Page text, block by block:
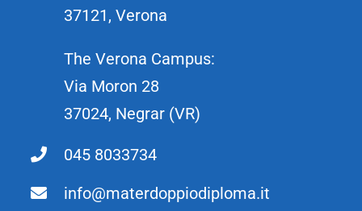
37121, Verona
The Verona Campus:
Via Moron 28
37024, Negrar (VR)
045 8033734
info@materdoppiodiploma.it